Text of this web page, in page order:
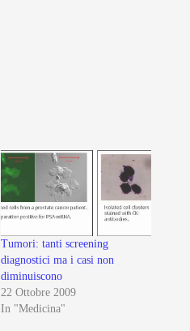
Tumori: tanti screening
diagnostici ma i casi non
diminuiscono
22 Ottobre 2009
In "Medicina"